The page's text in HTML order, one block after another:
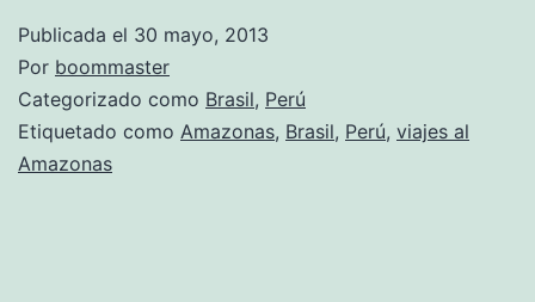
Publicada el 30 mayo, 2013
Por boommaster
Categorizado como Brasil, Perú
Etiquetado como Amazonas, Brasil, Perú, viajes al
Amazonas